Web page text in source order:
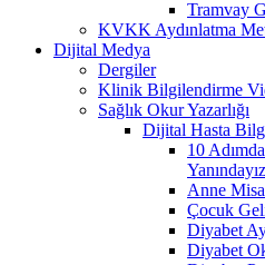
Tramvay
KVKK Aydınlatma
Dijital Medya
Dergiler
Klinik Bilgilendirme
Sağlık Okur Yazarlığı
Dijital Hasta
10
Anne
Çocuk
Diyabet
Diyabet